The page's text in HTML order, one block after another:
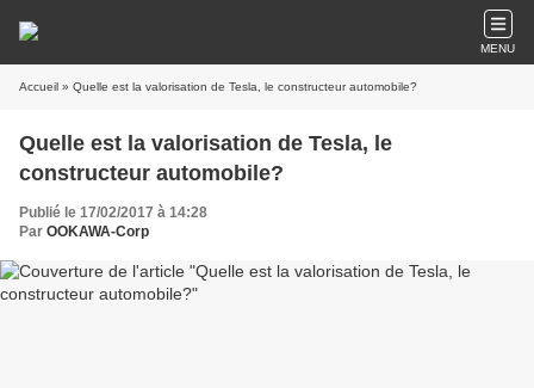
MENU
Accueil » Quelle est la valorisation de Tesla, le constructeur automobile?
Quelle est la valorisation de Tesla, le
constructeur automobile?
Publié le 17/02/2017 à 14:28
Par OOKAWA-Corp